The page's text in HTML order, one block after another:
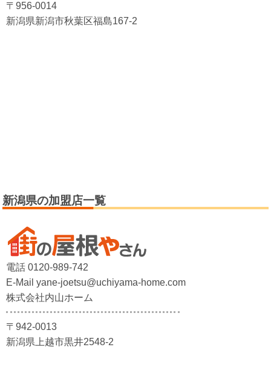
〒956-0014
新潟県新潟市秋葉区福島167-2
新潟県の加盟店一覧
電話 0120-989-742
E-Mail yane-joetsu@uchiyama-home.com
株式会社内山ホーム
〒942-0013
新潟県上越市黒井2548-2